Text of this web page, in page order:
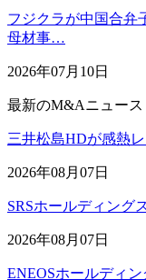
フジクラが中国合
母材事…
2026年07月10日
最新のM&Aニュース
三井松島HDが感熱
2026年08月07日
SRSホールディング
2026年08月07日
ENEOSホールディ